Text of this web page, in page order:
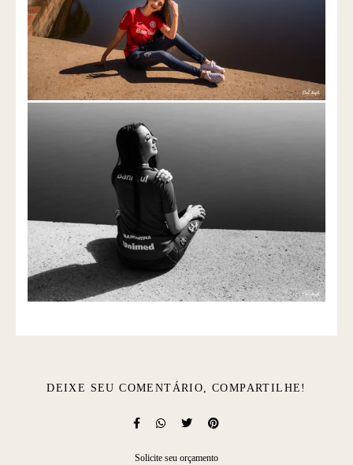
DEIXE SEU COMENTÁRIO, COMPARTILHE!
Solicite seu orçamento